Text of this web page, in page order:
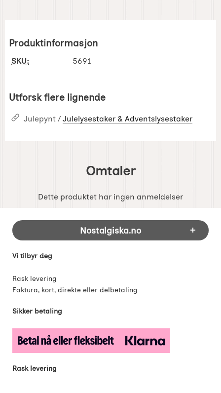
Produktinformasjon
SKU: 5691
Utforsk flere lignende
Julepynt / Julelysestaker & Adventslysestaker
Omtaler
Dette produktet har ingen anmeldelser
Footer-innhold Blandet informasjon og
Nostalgiska.no
Vi tilbyr deg
Rask levering
Faktura, kort, direkte eller delbetaling
Sikker betaling
Rask levering